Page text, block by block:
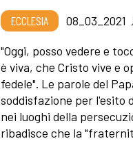
ECCLESIA 08_03_2021
"Oggi, posso vedere e
è viva, che Cristo vive e
fedele". Le parole del
soddisfazione per l'esito
nei luoghi della
ribadisce che la